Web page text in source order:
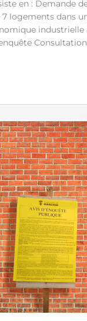
en : Demande
logements dans
industrielle